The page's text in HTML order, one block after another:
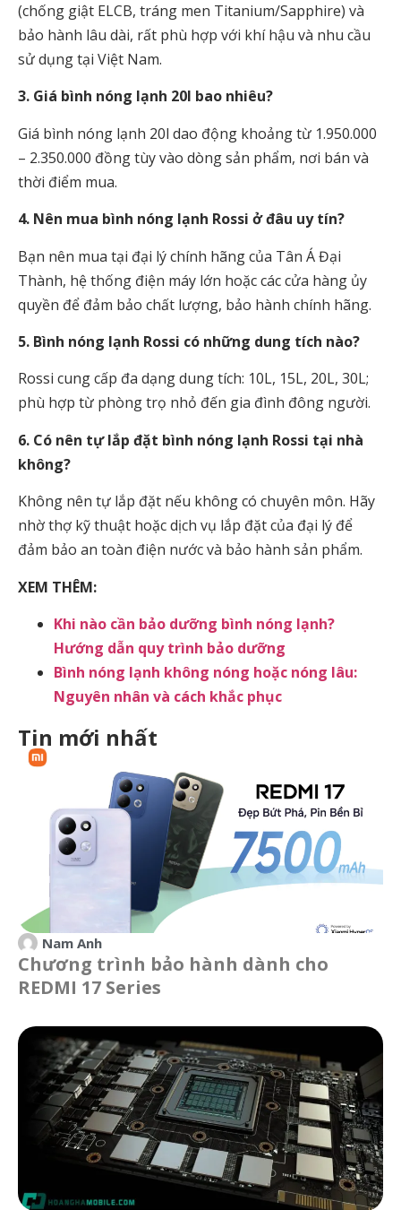
(chống giật ELCB, tráng men Titanium/Sapphire) và
bảo hành lâu dài, rất phù hợp với khí hậu và nhu cầu
sử dụng tại Việt Nam.
3. Giá bình nóng lạnh 20l bao nhiêu?
Giá bình nóng lạnh 20l dao động khoảng từ 1.950.000
– 2.350.000 đồng tùy vào dòng sản phẩm, nơi bán và
thời điểm mua.
4. Nên mua bình nóng lạnh Rossi ở đâu uy tín?
Bạn nên mua tại đại lý chính hãng của Tân Á Đại
Thành, hệ thống điện máy lớn hoặc các cửa hàng ủy
quyền để đảm bảo chất lượng, bảo hành chính hãng.
5. Bình nóng lạnh Rossi có những dung tích nào?
Rossi cung cấp đa dạng dung tích: 10L, 15L, 20L, 30L;
phù hợp từ phòng trọ nhỏ đến gia đình đông người.
6. Có nên tự lắp đặt bình nóng lạnh Rossi tại nhà
không?
Không nên tự lắp đặt nếu không có chuyên môn. Hãy
nhờ thợ kỹ thuật hoặc dịch vụ lắp đặt của đại lý để
đảm bảo an toàn điện nước và bảo hành sản phẩm.
XEM THÊM:
Khi nào cần bảo dưỡng bình nóng lạnh?
Hướng dẫn quy trình bảo dưỡng
Bình nóng lạnh không nóng hoặc nóng lâu:
Nguyên nhân và cách khắc phục
Tin mới nhất
Nam Anh
Chương trình bảo hành dành cho
REDMI 17 Series